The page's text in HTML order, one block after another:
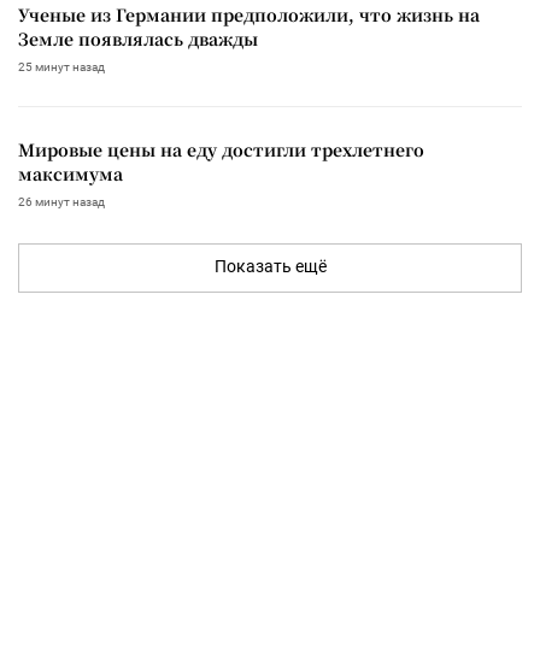
Ученые из Германии предположили, что жизнь на
Земле появлялась дважды
25 минут назад
Мировые цены на еду достигли трехлетнего
максимума
26 минут назад
Показать ещё